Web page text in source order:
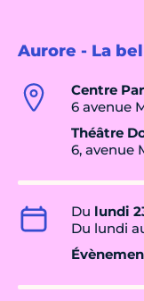
Aurore - La
Centre
6 avenue
Théâtre
6, avenue
Du lundi
Du lundi